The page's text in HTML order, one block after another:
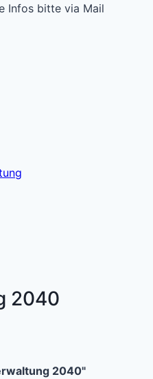
Infos bitte via Mail
2040
2040"